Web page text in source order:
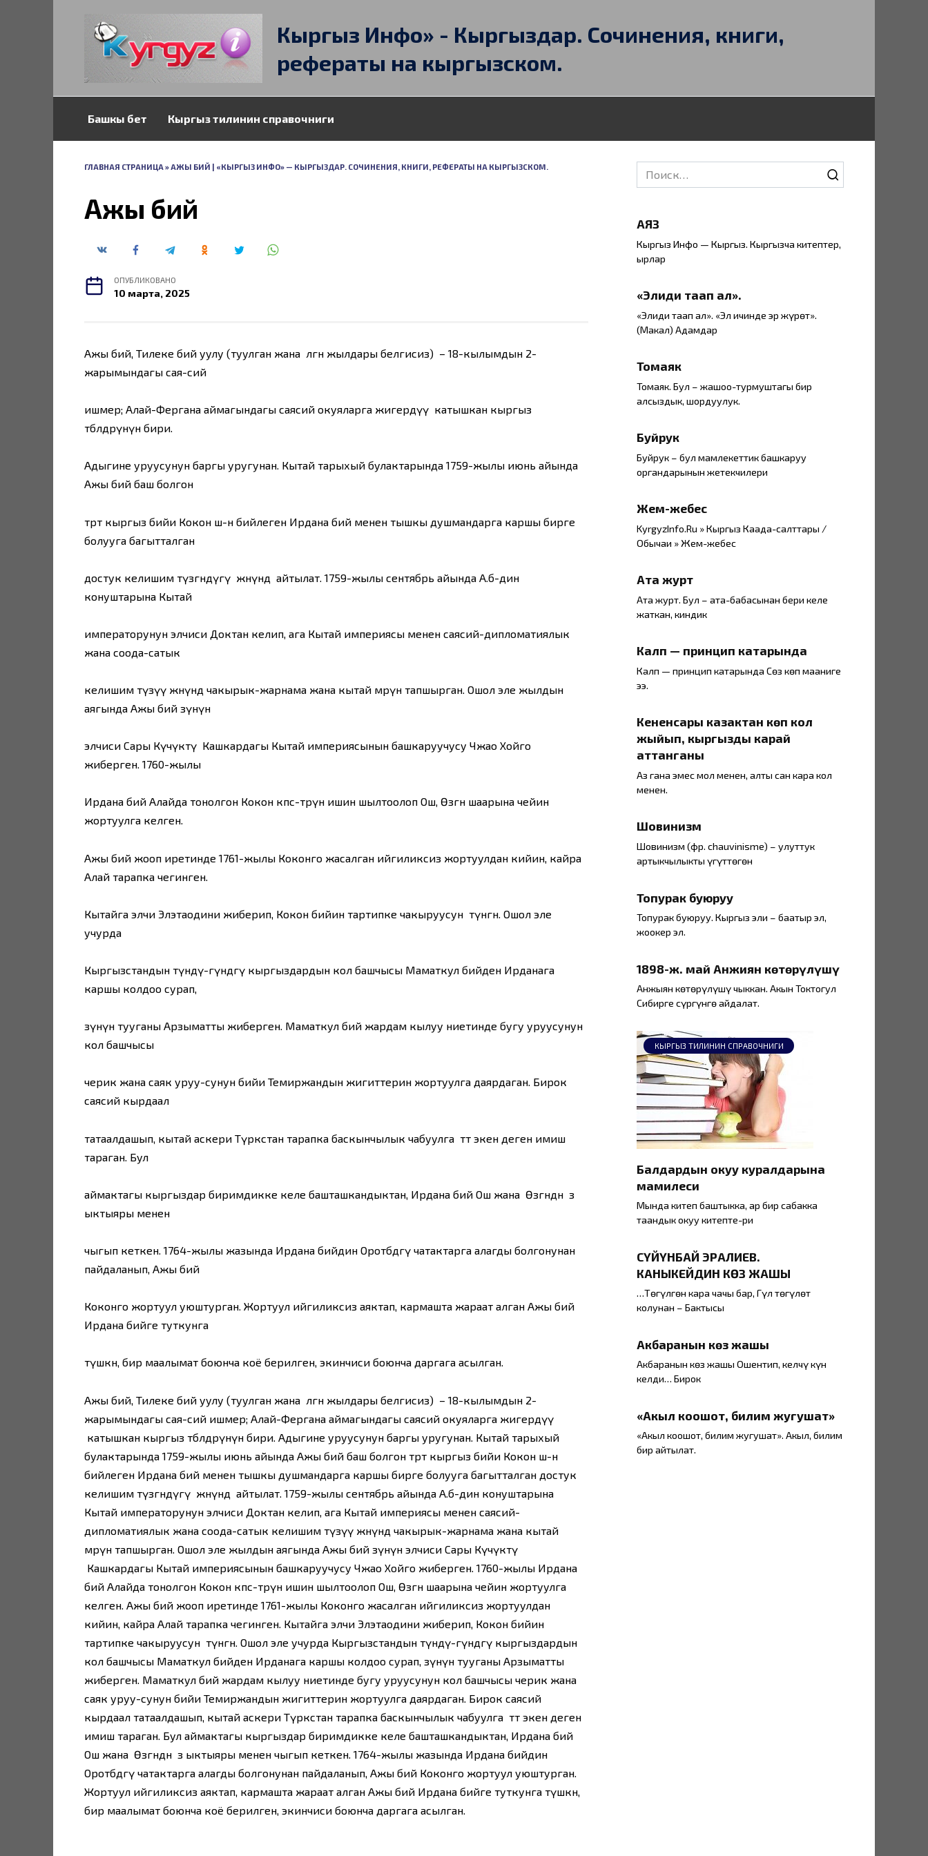
Кыргыз Инфо» - Кыргыздар. Сочинения, книги,
рефераты на кыргызском.
Башкы бет Кыргыз тилинин справочниги
ГЛАВНАЯ СТРАНИЦА»АЖЫ БИЙ | «КЫРГЫЗ ИНФО» — КЫРГЫЗДАР. СОЧИНЕНИЯ, КНИГИ, РЕФЕРАТЫ НА КЫРГЫЗСКОМ.
Ажы бий
ОПУБЛИКОВАНО
10 марта, 2025
Ажы бий, Тилеке бий уулу (туулган жана өлгөн жылдары белгисиз) – 18-кылымдын 2-
жарымындагы сая-сий
ишмер; Алай-Фергана аймагындагы саясий окуяларга жигердүү катышкан кыргыз
төбөлдөрүнүн бири.
Адыгине уруусунун баргы уругунан. Кытай тарыхый булактарында 1759-жылы июнь айында
Ажы бий баш болгон
төрт кыргыз бийи Кокон ш-н бийлеген Ирдана бий менен тышкы душмандарга каршы бирге
болууга багытталган
достук келишим түзгөндүгү жөнүндө айтылат. 1759-жылы сентябрь айында А.б-дин
конуштарына Кытай
императорунун элчиси Доктан келип, ага Кытай империясы менен саясий-дипломатиялык
жана соода-сатык
келишим түзүү жөнүндө чакырык-жарнама жана кытай мөөрүн тапшырган. Ошол эле жылдын
аягында Ажы бий өзүнүн
элчиси Сары Күчүктү Кашкардагы Кытай империясынын башкаруучусу Чжао Хойго
жиберген. 1760-жылы
Ирдана бий Алайда тонолгон Кокон көпөс-төрүн ишин шылтоолоп Ош, Өзгөн шаарына чейин
жортуулга келген.
Ажы бий жооп иретинде 1761-жылы Коконго жасалган ийгиликсиз жортуулдан кийин, кайра
Алай тарапка чегинген.
Кытайга элчи Элэтаодини жиберип, Кокон бийин тартипке чакыруусун өтүнгөн. Ошол эле
учурда
Кыргызстандын түндү-гүндөгү кыргыздардын кол башчысы Маматкул бийден Ирданага
каршы колдоо сурап,
өзүнүн тууганы Арзыматты жиберген. Маматкул бий жардам кылуу ниетинде бугу уруусунун
кол башчысы
черик жана саяк уруу-сунун бийи Темиржандын жигиттерин жортуулга даярдаган. Бирок
саясий кырдаал
татаалдашып, кытай аскери Түркстан тарапка баскынчылык чабуулга өтөт экен деген имиш
тараган. Бул
аймактагы кыргыздар биримдикке келе башташкандыктан, Ирдана бий Ош жана Өзгөндөн өз
ыктыяры менен
чыгып кеткен. 1764-жылы жазында Ирдана бийдин Оротөбөдөгү чатактарга алагды болгонунан
пайдаланып, Ажы бий
Коконго жортуул уюштурган. Жортуул ийгиликсиз аяктап, кармашта жараат алган Ажы бий
Ирдана бийге туткунга
түшкөн, бир маалымат боюнча коё берилген, экинчиси боюнча даргага асылган.
Ажы бий, Тилеке бий уулу (туулган жана өлгөн жылдары белгисиз) – 18-кылымдын 2-
жарымындагы сая-сий ишмер; Алай-Фергана аймагындагы саясий окуяларга жигердүү
катышкан кыргыз төбөлдөрүнүн бири. Адыгине уруусунун баргы уругунан. Кытай тарыхый
булактарында 1759-жылы июнь айында Ажы бий баш болгон төрт кыргыз бийи Кокон ш-н
бийлеген Ирдана бий менен тышкы душмандарга каршы бирге болууга багытталган достук
келишим түзгөндүгү жөнүндө айтылат. 1759-жылы сентябрь айында А.б-дин конуштарына
Кытай императорунун элчиси Доктан келип, ага Кытай империясы менен саясий-
дипломатиялык жана соода-сатык келишим түзүү жөнүндө чакырык-жарнама жана кытай
мөөрүн тапшырган. Ошол эле жылдын аягында Ажы бий өзүнүн элчиси Сары Күчүктү
Кашкардагы Кытай империясынын башкаруучусу Чжао Хойго жиберген. 1760-жылы Ирдана
бий Алайда тонолгон Кокон көпөс-төрүн ишин шылтоолоп Ош, Өзгөн шаарына чейин жортуулга
келген. Ажы бий жооп иретинде 1761-жылы Коконго жасалган ийгиликсиз жортуулдан
кийин, кайра Алай тарапка чегинген. Кытайга элчи Элэтаодини жиберип, Кокон бийин
тартипке чакыруусун өтүнгөн. Ошол эле учурда Кыргызстандын түндү-гүндөгү кыргыздардын
кол башчысы Маматкул бийден Ирданага каршы колдоо сурап, өзүнүн тууганы Арзыматты
жиберген. Маматкул бий жардам кылуу ниетинде бугу уруусунун кол башчысы черик жана
саяк уруу-сунун бийи Темиржандын жигиттерин жортуулга даярдаган. Бирок саясий
кырдаал татаалдашып, кытай аскери Түркстан тарапка баскынчылык чабуулга өтөт экен деген
имиш тараган. Бул аймактагы кыргыздар биримдикке келе башташкандыктан, Ирдана бий
Ош жана Өзгөндөн өз ыктыяры менен чыгып кеткен. 1764-жылы жазында Ирдана бийдин
Оротөбөдөгү чатактарга алагды болгонунан пайдаланып, Ажы бий Коконго жортуул уюштурган.
Жортуул ийгиликсиз аяктап, кармашта жараат алган Ажы бий Ирдана бийге туткунга түшкөн,
бир маалымат боюнча коё берилген, экинчиси боюнча даргага асылган.
Search
for:
АЯЗ
Кыргыз Инфо — Кыргыз. Кыргызча китептер,
ырлар
«Элиңди таап ал».
«Элиңди таап ал». «Эл ичинде эр жүрөт».
(Макал) Адамдар
Томаяк
Томаяк. Бул – жашоо-турмуштагы бир
алсыздык, шордуулук.
Буйрук
Буйрук – бул мамлекеттик башкаруу
органдарынын жетекчилери
Жем-жебес
KyrgyzInfo.Ru » Кыргыз Каада-салттары /
Обычаи » Жем-жебес
Ата журт
Ата журт. Бул – ата-бабасынан бери келе
жаткан, киндик
Калп — принцип катарында
Калп — принцип катарында Сөз көп мааниге
ээ.
Кененсары казактан көп кол
жыйып, кыргызды карай
аттанганы
Аз гана эмес мол менен, алты сан кара кол
менен.
Шовинизм
Шовинизм (фр. chauvinisme) – улуттук
артыкчылыкты үгүттөгөн
Топурак буюруу
Топурак буюруу. Кыргыз эли – баатыр эл,
жоокер эл.
1898-ж. май Анжиян көтөрүлүшү
Анжыян көтөрүлүшү чыккан. Акын Токтогул
Сибирге сүргүнгө айдалат.
КЫРГЫЗ ТИЛИНИН СПРАВОЧНИГИ
Балдардын окуу куралдарына
мамилеси
Мында китеп баштыкка, ар бир сабакка
таандык окуу китепте-ри
СҮЙҮНБАЙ ЭРАЛИЕВ.
КАНЫКЕЙДИН КӨЗ ЖАШЫ
…Төгүлгөн кара чачы бар, Гүл төгүлөт
колунан – Бактысы
Акбаранын көз жашы
Акбаранын көз жашы Ошентип, келчү күн
келди… Бирок
«Акыл коошот, билим жугушат»
«Акыл коошот, билим жугушат». Акыл, билим
бир айтылат.